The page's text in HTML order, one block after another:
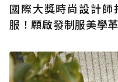
國際大獎時尚設計師
服！願啟發制服美學革